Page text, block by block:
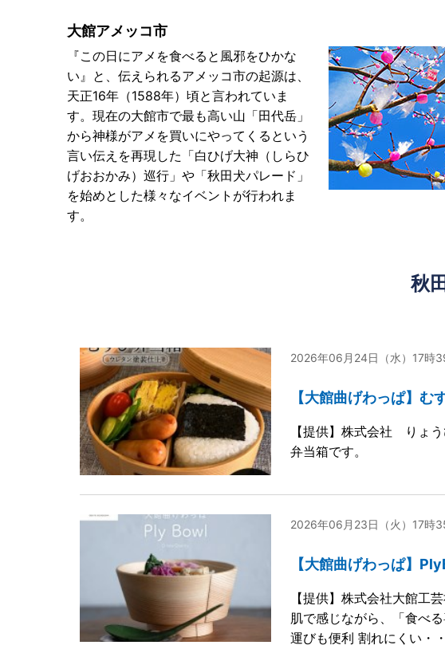
大館アメッコ市
『この日にアメを食べると風邪をひかな
い』と、伝えられるアメッコ市の起源は、
天正16年（1588年）頃と言われていま
す。現在の大館市で最も高い山「田代岳」
から神様がアメを買いにやってくるという
言い伝えを再現した「白ひげ大神（しらひ
げおおかみ）巡行」や「秋田犬パレード」
を始めとした様々なイベントが行われま
す。
秋
2026年06月24日（水）17時
【大館曲げわっぱ】む
【提供】株式会社 りょ
弁当箱です。
2026年06月23日（火）17時
【大館曲げわっぱ】
【提供】株式会社大館工
肌で感じながら、「食べ
運びも便利 割れにくい・